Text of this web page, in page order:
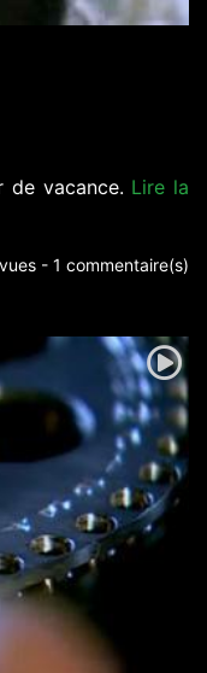
de vacance. Lire la
- 1 commentaire(s)